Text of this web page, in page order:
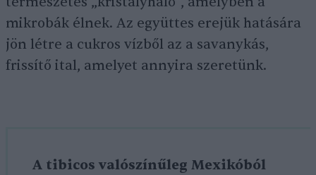
mikrobák élnek. Az együttes erejük hatására
jön létre a cukros vízből az a savanykás,
frissítő ital, amelyet annyira szeretünk.
A tibicos valószínűleg Mexikóból